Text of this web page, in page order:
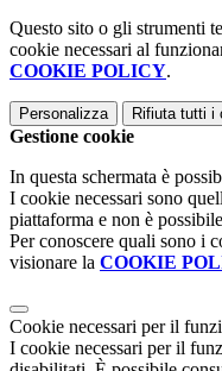
Questo sito o gli strumenti
cookie necessari al
COOKIE POLICY.
Personalizza Rifiuta tutti i
Gestione cookie
In questa schermata è
I cookie necessari sono
piattaforma e non è
Per conoscere quali sono i
visionare la COOKIE
Cookie necessari per il
I cookie necessari per il